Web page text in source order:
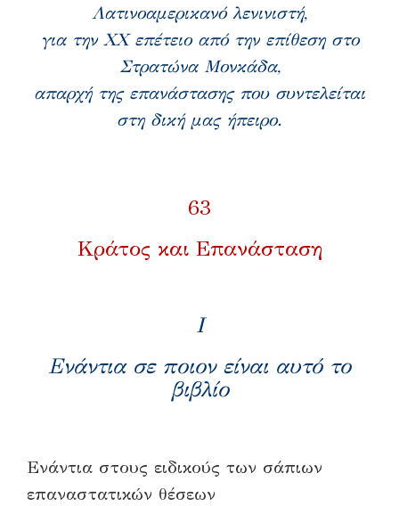
Λατινοαμερικανό λενινιστή,
για την ΧΧ επέτειο από την επίθεση στο
Στρατώνα Μονκάδα,
απαρχή της επανάστασης που συντελείται
στη δική μας ήπειρο.
63
Κράτος και Επανάσταση
Ι
Ενάντια σε ποιον είναι αυτό το
βιβλίο
Ενάντια στους ειδικούς των σάπιων
επαναστατικών θέσεων